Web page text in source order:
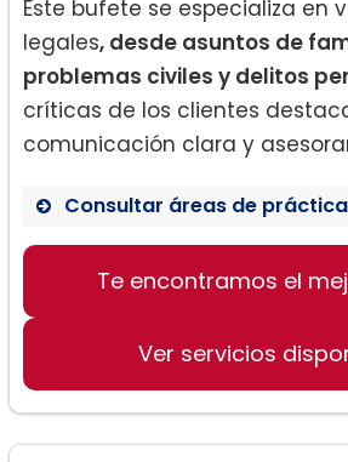
Este bufete se especializa en
legales, desde asuntos de
problemas civiles y delitos
críticas de los clientes
comunicación clara y
Consultar áreas de
Derecho de familia
Derecho penal
Te encontramos el
Ver servicios